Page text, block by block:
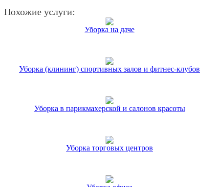
Похожие услуги:
Уборка на даче
Уборка (клининг) спортивных залов и фитнес-клубов
Уборка в парикмахерской и салонов красоты
Уборка торговых центров